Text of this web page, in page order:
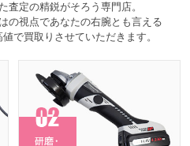
査定の精鋭がそろう専門店。
の視点であなたの右腕とも言える
で買取りさせていただきます。